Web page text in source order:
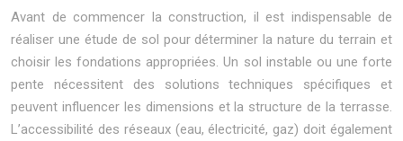
Avant de commencer la construction, il est indispensable de
réaliser une étude de sol pour déterminer la nature du terrain et
choisir les fondations appropriées. Un sol instable ou une forte
pente nécessitent des solutions techniques spécifiques et
peuvent influencer les dimensions et la structure de la terrasse.
L’accessibilité des réseaux (eau, électricité, gaz) doit également